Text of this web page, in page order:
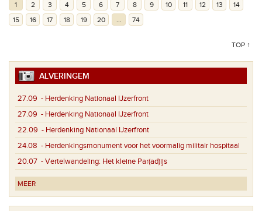
1 2 3 4 5 6 7 8 9 10 11 12 13
14
15
16 17 18 19 20 ... 74
TOP ↑
ALVERINGEM
27.09 - Herdenking Nationaal IJzerfront
27.09 - Herdenking Nationaal IJzerfront
22.09 - Herdenking Nationaal IJzerfront
24.08 - Herdenkingsmonument voor het voormalig militair hospitaal
20.07 - Vertelwandeling: Het kleine Par(ad)ijs
MEER